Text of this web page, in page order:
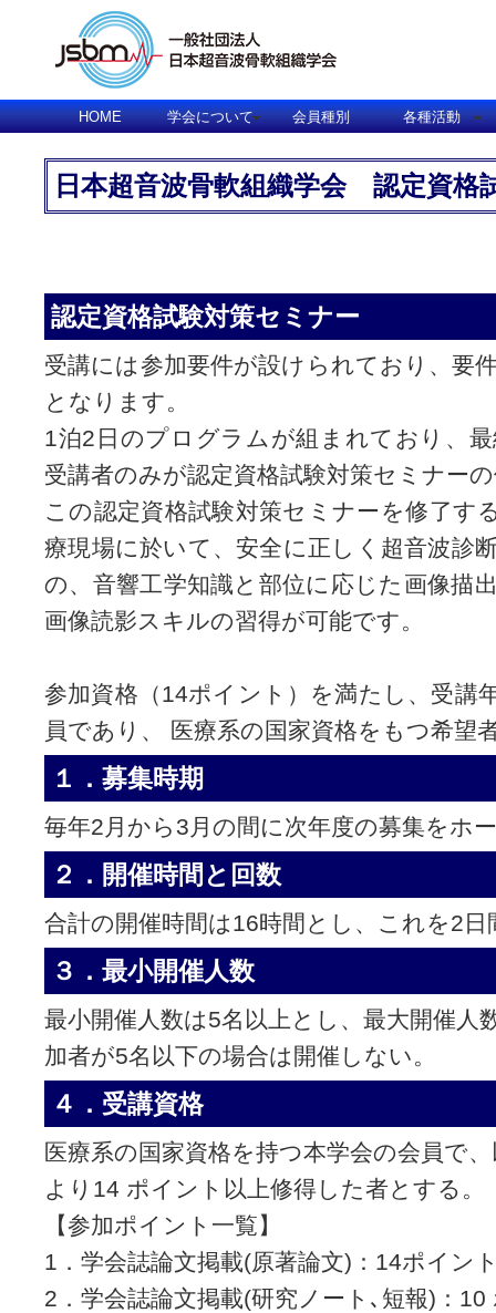
HOME 学会について 会員種別 各種活動
日本超音波骨軟組織学会 認定資格
認定資格試験対策セミナー
受講には参加要件が設けられており、要
となります。
1泊2日のプログラムが組まれており、
受講者のみが認定資格試験対策セミナー
この認定資格試験対策セミナーを修了す
療現場に於いて、安全に正しく超音波診
の、音響工学知識と部位に応じた画像描
画像読影スキルの習得が可能です。
参加資格（14ポイント）を満たし、受講
員であり、 医療系の国家資格をもつ希望
１．募集時期
毎年2月から3月の間に次年度の募集をホ
２．開催時間と回数
合計の開催時間は16時間とし、これを2日
３．最小開催人数
最小開催人数は5名以上とし、最大開催人
加者が5名以下の場合は開催しない。
４．受講資格
医療系の国家資格を持つ本学会の会員で
より14 ポイント以上修得した者とする。
【参加ポイント一覧】
1．学会誌論文掲載(原著論文)：14ポイン
2．学会誌論文掲載(研究ノート､短報)：